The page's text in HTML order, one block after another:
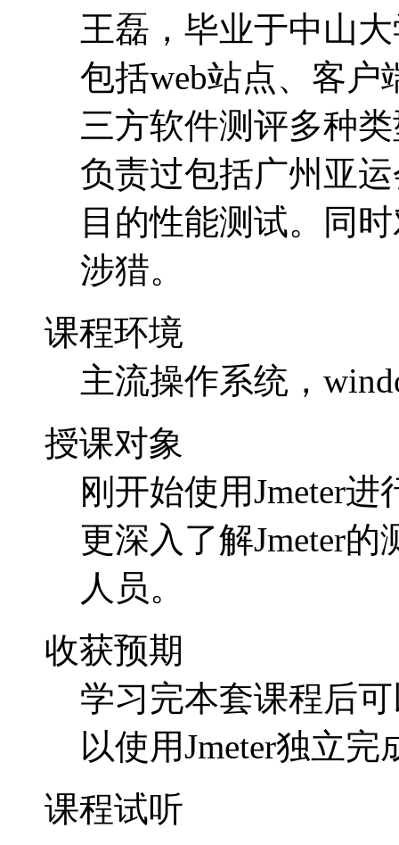
王磊，毕业于中山
包括web站点、客
三方软件测评多种
负责过包括广州亚
目的性能测试。同
涉猎。
课程环境
主流操作系统，
授课对象
刚开始使用Jmeter
更深入了解Jmeter的
人员。
收获预期
学习完本套课程后
以使用Jmeter独立
课程试听